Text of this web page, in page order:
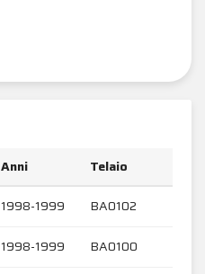
Anni
Telaio
1998-1999 BA0102
1998-1999 BA0100